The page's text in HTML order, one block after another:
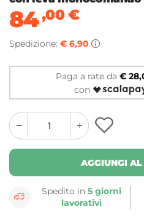
84,00€
Spedizione: € 6,90
Paga a rate da €
con
quantity
button
quantity
minus
button
AGGIUNGI
Spedito in5 giorni
lavorativi